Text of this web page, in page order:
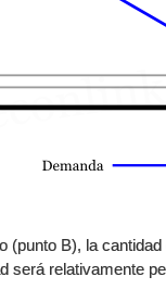
(punto B), la
será relativamente